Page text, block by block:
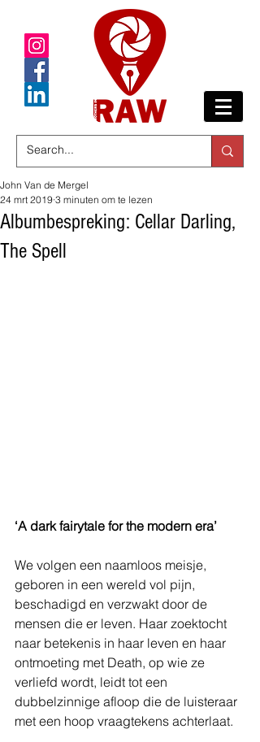
Albumbespreking: Cellar Darling,
The Spell
John Van de Mergel
24 mrt 2019 3 minuten om te lezen
‘A dark fairytale for the modern era’
We volgen een naamloos meisje,
geboren in een wereld vol pijn,
beschadigd en verzwakt door de
mensen die er leven. Haar zoektocht
naar betekenis in haar leven en haar
ontmoeting met Death, op wie ze
verliefd wordt, leidt tot een
dubbelzinnige afloop die de luisteraar
met een hoop vraagtekens achterlaat.